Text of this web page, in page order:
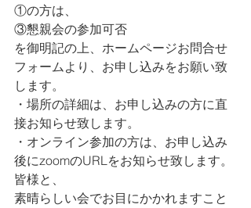
①の方は、
③懇親会の参加可否
を御明記の上、ホームページお問合せ
フォームより、お申し込みをお願い致
します。
・場所の詳細は、お申し込みの方に直
接お知らせ致します。
・オンライン参加の方は、お申し込み
後にzoomのURLをお知らせ致します。
皆様と、
素晴らしい会でお目にかかれますこと